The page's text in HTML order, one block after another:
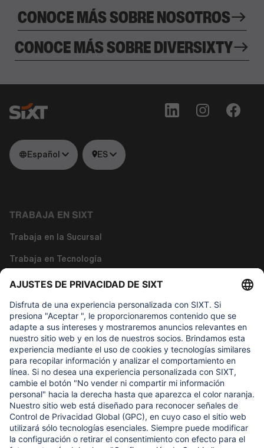
CONOCE MÁS SOBRE NOSOTROS
CONOCE MÁS SOBRE DIVERSIXTY
Español ES
TRABAJA EN SIXT
Trabaja en la Sucursal
Trabaja en Tecnología
Trabaja en Funciones Corporativas
Sobre nosotros
LO QUE DE VERDAD IMPORTA
Fundación de Ayuda Infantil Regine SIXT
NUESTROS PRODUCTOS
SIXT Rent
SIXT Share